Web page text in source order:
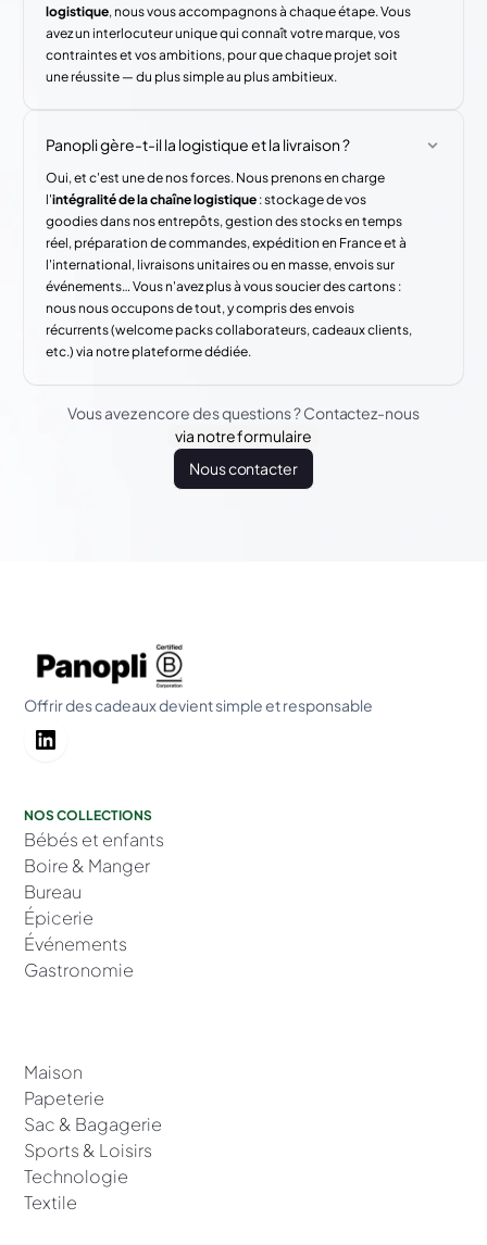
logistique, nous vous accompagnons à chaque étape. Vous
avez un interlocuteur unique qui connaît votre marque, vos
contraintes et vos ambitions, pour que chaque projet soit
une réussite — du plus simple au plus ambitieux.
Panopli gère-t-il la logistique et la livraison ?
Oui, et c'est une de nos forces. Nous prenons en charge
l'intégralité de la chaîne logistique : stockage de vos
goodies dans nos entrepôts, gestion des stocks en temps
réel, préparation de commandes, expédition en France et à
l'international, livraisons unitaires ou en masse, envois sur
événements… Vous n'avez plus à vous soucier des cartons :
nous nous occupons de tout, y compris des envois
récurrents (welcome packs collaborateurs, cadeaux clients,
etc.) via notre plateforme dédiée.
Vous avez encore des questions ? Contactez-nous
via notre formulaire
Nous contacter
Offrir des cadeaux devient simple et responsable
NOS COLLECTIONS
Bébés et enfants
Boire & Manger
Bureau
Épicerie
Événements
Gastronomie
Maison
Papeterie
Sac & Bagagerie
Sports & Loisirs
Technologie
Textile